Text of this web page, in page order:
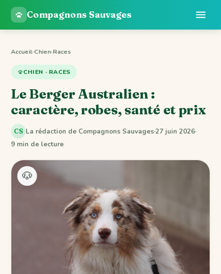
Compagnons Sauvages
Accueil›Chien›Races
CHIEN · RACES
Le Berger Australien :
caractère, robes, santé et prix
CS La rédaction de Compagnons Sauvages·27 juin 2026·
9 min de lecture
🐶